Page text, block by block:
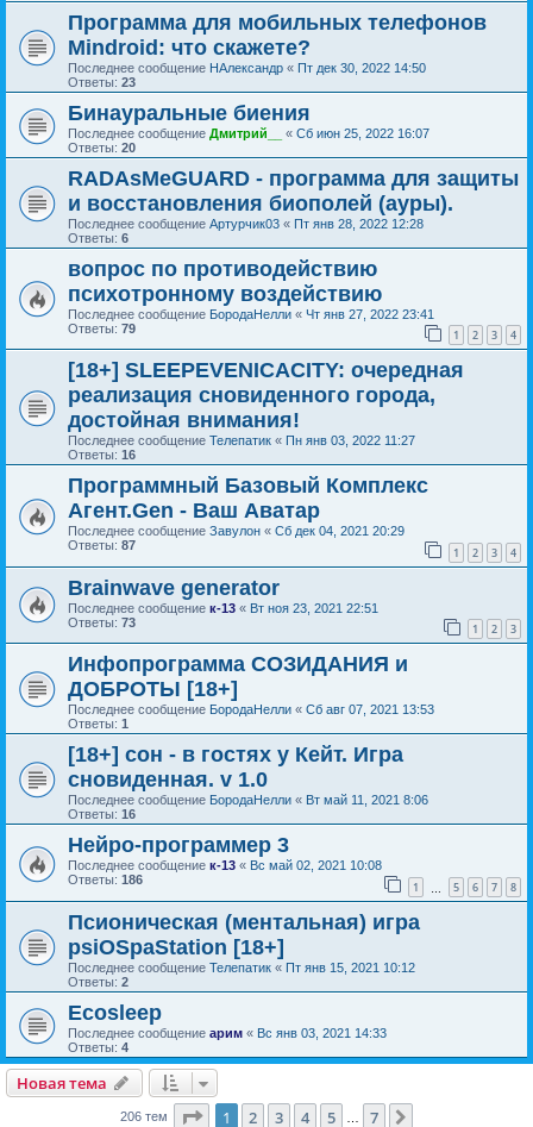
Программа для мобильных телефонов
Mindroid: что скажете?
Последнее сообщение НАлександр « Пт дек 30, 2022 14:50
Ответы: 23
Бинауральные биения
Последнее сообщение Дмитрий__ « Сб июн 25, 2022 16:07
Ответы: 20
RADAsMeGUARD - программа для защиты
и восстановления биополей (ауры).
Последнее сообщение Артурчик03 « Пт янв 28, 2022 12:28
Ответы: 6
вопрос по противодействию
психотронному воздействию
Последнее сообщение БородаНелли « Чт янв 27, 2022 23:41
Ответы: 79 1 2 3 4
[18+] SLEEPEVENICACITY: очередная
реализация сновиденного города,
достойная внимания!
Последнее сообщение Телепатик « Пн янв 03, 2022 11:27
Ответы: 16
Программный Базовый Комплекс
Агент.Gen - Ваш Аватар
Последнее сообщение Завулон « Сб дек 04, 2021 20:29
Ответы: 87 1 2 3 4
Brainwave generator
Последнее сообщение к-13 « Вт ноя 23, 2021 22:51
Ответы: 73 1 2 3
Инфопрограмма СОЗИДАНИЯ и
ДОБРОТЫ [18+]
Последнее сообщение БородаНелли « Сб авг 07, 2021 13:53
Ответы: 1
[18+] сон - в гостях у Кейт. Игра
сновиденная. v 1.0
Последнее сообщение БородаНелли « Вт май 11, 2021 8:06
Ответы: 16
Нейро-программер 3
Последнее сообщение к-13 « Вс май 02, 2021 10:08
Ответы: 186 1 5 6 7 8
Псионическая (ментальная) игра
psiOSpaStation [18+]
Последнее сообщение Телепатик « Пт янв 15, 2021 10:12
Ответы: 2
Ecosleep
Последнее сообщение арим « Вс янв 03, 2021 14:33
Ответы: 4
Новая тема
206 тем Страница из
1 2 3 4 5 7